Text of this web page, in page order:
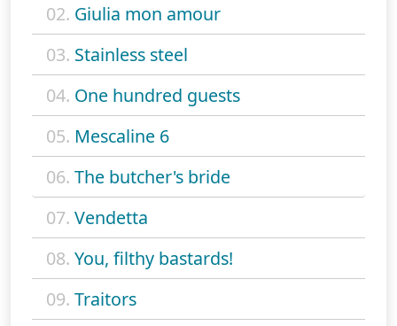
02. Giulia mon amour
03. Stainless steel
04. One hundred guests
05. Mescaline 6
06. The butcher's bride
07. Vendetta
08. You, filthy bastards!
09. Traitors